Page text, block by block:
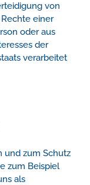
von
einer
oder aus
der
verarbeitet
und zum Schutz
zum Beispiel
als